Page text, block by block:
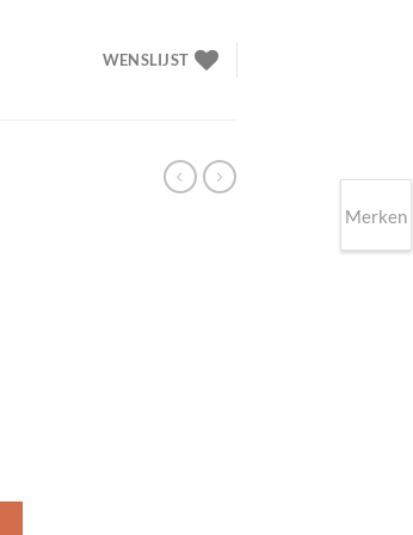
WENSLIJST
Merken